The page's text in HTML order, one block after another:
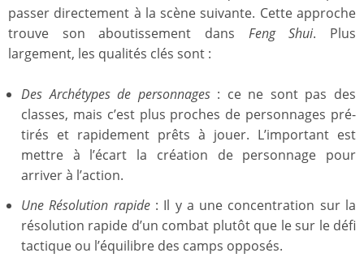
passer directement à la scène suivante. Cette approche
trouve son aboutissement dans Feng Shui. Plus
largement, les qualités clés sont :
Des Archétypes de personnages: ce ne sont pas des
classes, mais c’est plus proches de personnages pré-
tirés et rapidement prêts à jouer. L’important est
mettre à l’écart la création de personnage pour
arriver à l’action.
Une Résolution rapide: Il y a une concentration sur la
résolution rapide d’un combat plutôt que le sur le défi
tactique ou l’équilibre des camps opposés.